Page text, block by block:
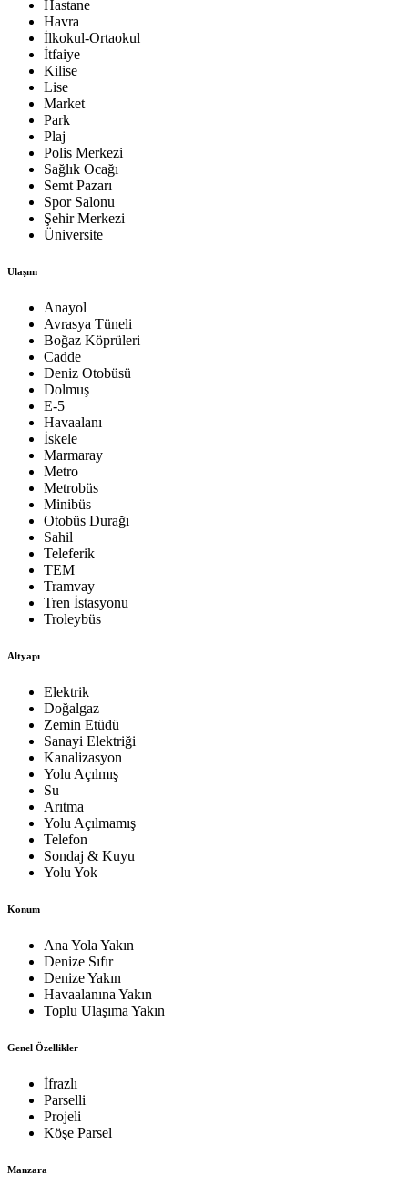
Hastane
Havra
İlkokul-Ortaokul
İtfaiye
Kilise
Lise
Market
Park
Plaj
Polis Merkezi
Sağlık Ocağı
Semt Pazarı
Spor Salonu
Şehir Merkezi
Üniversite
Ulaşım
Anayol
Avrasya Tüneli
Boğaz Köprüleri
Cadde
Deniz Otobüsü
Dolmuş
E-5
Havaalanı
İskele
Marmaray
Metro
Metrobüs
Minibüs
Otobüs Durağı
Sahil
Teleferik
TEM
Tramvay
Tren İstasyonu
Troleybüs
Altyapı
Elektrik
Doğalgaz
Zemin Etüdü
Sanayi Elektriği
Kanalizasyon
Yolu Açılmış
Su
Arıtma
Yolu Açılmamış
Telefon
Sondaj & Kuyu
Yolu Yok
Konum
Ana Yola Yakın
Denize Sıfır
Denize Yakın
Havaalanına Yakın
Toplu Ulaşıma Yakın
Genel Özellikler
İfrazlı
Parselli
Projeli
Köşe Parsel
Manzara